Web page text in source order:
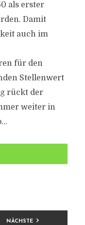
als erster
Damit
auch im
für den
Stellenwert
rückt der
weiter in
NÄCHSTE